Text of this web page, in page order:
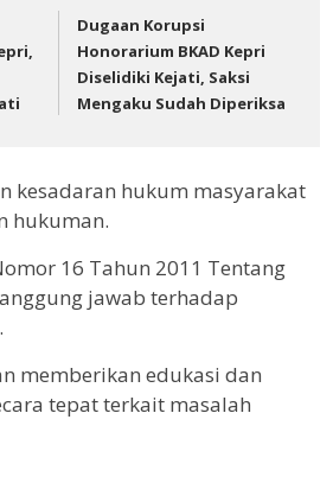
Dugaan Korupsi
Honorarium BKAD Kepri
Diselidiki Kejati, Saksi
Mengaku Sudah Diperiksa
kesadaran hukum masyarakat
hukuman.
16 Tahun 2011 Tentang
jawab terhadap
memberikan edukasi dan
tepat terkait masalah